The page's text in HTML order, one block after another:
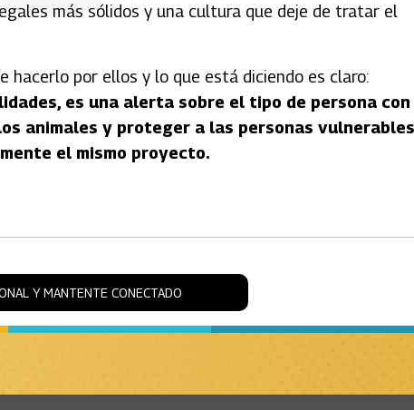
más sólidos y una cultura que deje de tratar el
hacerlo por ellos y lo que está diciendo es claro:
es una alerta sobre el tipo de persona con
animales y proteger a las personas vulnerables
el mismo proyecto.
Y MANTENTE CONECTADO